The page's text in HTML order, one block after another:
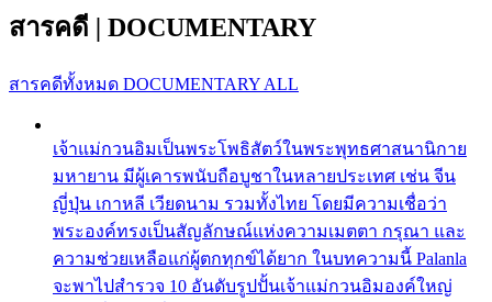
สารคดี | DOCUMENTARY
สารคดีทั้งหมด DOCUMENTARY ALL
เจ้าแม่กวนอิมเป็นพระโพธิสัตว์ในพระพุทธศาสนานิกาย
มหายาน มีผู้เคารพนับถือบูชาในหลายประเทศ เช่น จีน
ญี่ปุ่น เกาหลี เวียดนาม รวมทั้งไทย โดยมีความเชื่อว่า
พระองค์ทรงเป็นสัญลักษณ์แห่งความเมตตา กรุณา และ
ความช่วยเหลือแก่ผู้ตกทุกข์ได้ยาก ในบทความนี้ Palanla
จะพาไปสำรวจ 10 อันดับรูปปั้นเจ้าแม่กวนอิมองค์ใหญ่